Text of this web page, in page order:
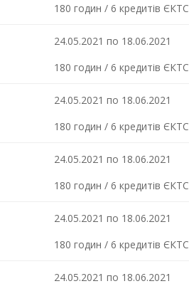
180 годин / 6 кредитів ЄКТС
24.05.2021 по 18.06.2021
180 годин / 6 кредитів ЄКТС
24.05.2021 по 18.06.2021
180 годин / 6 кредитів ЄКТС
24.05.2021 по 18.06.2021
180 годин / 6 кредитів ЄКТС
24.05.2021 по 18.06.2021
180 годин / 6 кредитів ЄКТС
24.05.2021 по 18.06.2021